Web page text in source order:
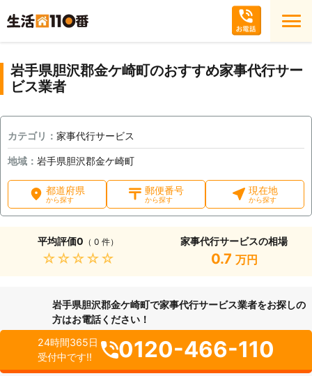
岩手県胆沢郡金ケ崎町のおすすめ家事代行サー
ビス業者
カテゴリ： 家事代行サービス
地域： 岩手県胆沢郡金ケ崎町
都道府県
から探す
郵便番号
から探す
現在地
から探す
平均評価0 （ 0 件）
★★★★★
家事代行サービスの相場
0.7 万円
岩手県胆沢郡金ケ崎町で家事代行サービス業者をお探しの
方はお電話ください！
24時間365日
受付中です!!
0120-466-110